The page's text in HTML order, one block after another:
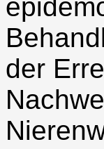
der